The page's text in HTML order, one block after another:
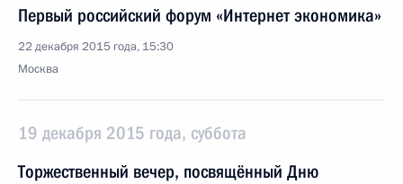
Первый российский форум «Интернет экономика»
22 декабря 2015 года, 15:30
Москва
19 декабря 2015 года, суббота
Торжественный вечер, посвящённый Дню